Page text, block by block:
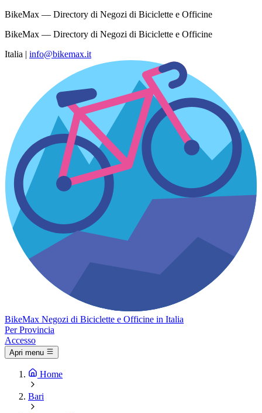
BikeMax — Directory di Negozi di Biciclette e Officine
BikeMax — Directory di Negozi di Biciclette e Officine
Italia | info@bikemax.it
BikeMax Negozi di Biciclette e Officine in Italia
Per Provincia
Accesso
Apri menu
Home
Bari